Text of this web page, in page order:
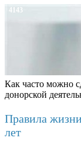
4143
Как часто можно
донорской
Правила
лет